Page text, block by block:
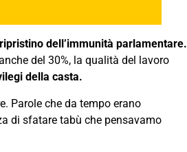
dell’immunità parlamentare.
del 30%, la qualità del lavoro
della casta.
Parole che da tempo erano
di sfatare tabù che pensavamo